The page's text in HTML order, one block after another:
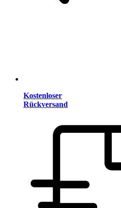
Kostenloser
Rückversand